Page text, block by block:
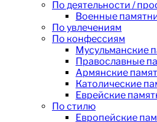
По деятельности /
Военные
По увлечениям
По конфессиям
Мусульманские
Православные
Армянские
Католические
Еврейские
По стилю
Европейские